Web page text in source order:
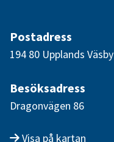
Postadress
194 80 Upplands Väsby
Besöksadress
Dragonvägen 86
Visa på kartan